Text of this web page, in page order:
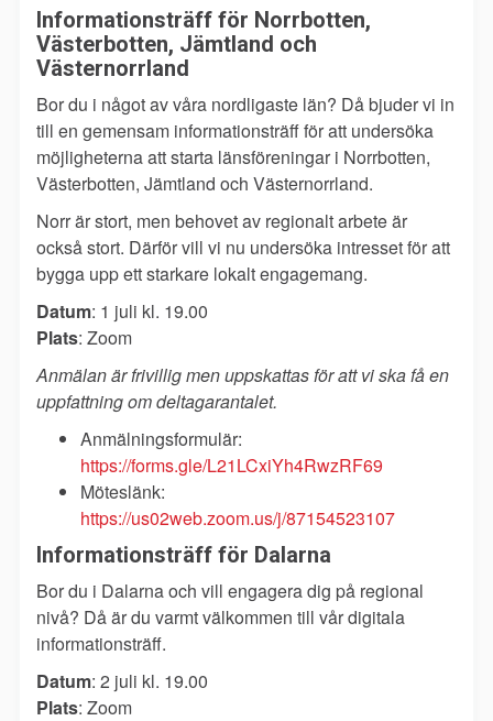
Informationsträff för Norrbotten,
Västerbotten, Jämtland och
Västernorrland
Bor du i något av våra nordligaste län? Då bjuder vi in
till en gemensam informationsträff för att undersöka
möjligheterna att starta länsföreningar i Norrbotten,
Västerbotten, Jämtland och Västernorrland.
Norr är stort, men behovet av regionalt arbete är
också stort. Därför vill vi nu undersöka intresset för att
bygga upp ett starkare lokalt engagemang.
Datum: 1 juli kl. 19.00
Plats: Zoom
Anmälan är frivillig men uppskattas för att vi ska få en
uppfattning om deltagarantalet.
Anmälningsformulär:
https://forms.gle/L21LCxiYh4RwzRF69
Möteslänk:
https://us02web.zoom.us/j/87154523107
Informationsträff för Dalarna
Bor du i Dalarna och vill engagera dig på regional
nivå? Då är du varmt välkommen till vår digitala
informationsträff.
Datum: 2 juli kl. 19.00
Plats: Zoom